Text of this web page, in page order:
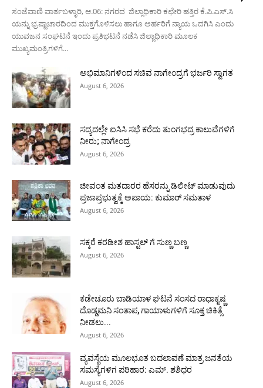
ಸಂಜೆವಾಣಿ ವಾರ್ತಬಳ್ಳಾರಿ, ಆ.06: ನಗರದ ಜಿಲ್ಲಾಧಿಕಾರಿ ಕಛೇರಿ ಹತ್ತಿರ ಕೆ.ಪಿ.ಎಸ್.ಸಿ
ಯನ್ನು ಭ್ರಷ್ಟಾಚಾರದಿಂದ ಮುಕ್ತಗೊಳಿಸಲು ಹಾಗೂ ಅರ್ಹರಿಗೆ ನ್ಯಾಯ ಒದಗಿಸಿ ಎಂದು
ಯುವಜನ ಸಂಘಟನೆ ಇಂದು ಪ್ರತಿಭಟನೆ ನಡೆಸಿ ಜಿಲ್ಲಾಧಿಕಾರಿ ಮೂಲಕ
ಮುಖ್ಯಮಂತ್ರಿಗಳಿಗೆ...
ಅಭಿಮಾನಿಗಳಿಂದ ಸಚಿವ ನಾಗೇಂದ್ರಗೆ ಭರ್ಜರಿ ಸ್ವಾಗತ
August 6, 2026
ಸದ್ಯದಲ್ಲೇ ಐಸಿಸಿ ಸಭೆ ಕರೆದು ತುಂಗಭದ್ರ ಕಾಲುವೆಗಳಿಗೆ
ನೀರು; ನಾಗೇಂದ್ರ
August 6, 2026
ಜೀವಂತ ಮತದಾರರ ಹೆಸರನ್ನು ಡಿಲೀಟ್ ಮಾಡುವುದು
ಪ್ರಜಾಪ್ರಭುತ್ವಕ್ಕೆ ಅಪಾಯ: ಕುಮಾರ್ ಸಮತಾಳ
August 6, 2026
ಸಕ್ಕರೆ ಕರಡೀಶ ಹಾಸ್ಟಲ್ ಗೆ ಸುಣ್ಣ ಬಣ್ಣ
August 6, 2026
ಕಡೇಚೂರು ಬಾಡಿಯಾಳ ಘಟನೆ ಸಂಸದ ರಾಧಾಕೃಷ್ಣ
ದೊಡ್ಡಮನಿ ಸಂತಾಪ, ಗಾಯಾಳುಗಳಿಗೆ ಸೂಕ್ತ ಚಿಕಿತ್ಸೆ
ನೀಡಲು...
August 6, 2026
ವ್ಯವಸ್ಥೆಯ ಮೂಲಭೂತ ಬದಲಾವಣೆ ಮಾತ್ರ ಜನತೆಯ
ಸಮಸ್ಯೆಗಳಿಗ ಪರಿಹಾರ: ಎಮ್. ಶಶಿಧರ
August 6, 2026